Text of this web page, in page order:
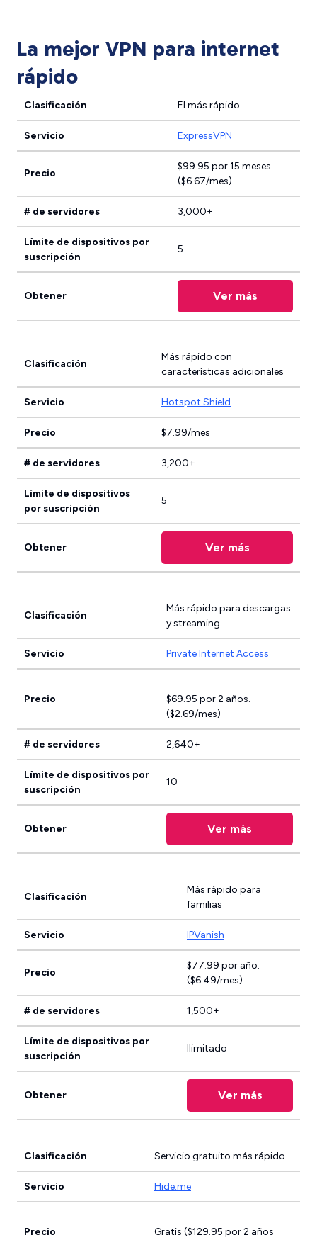
La mejor VPN para internet
rápido
Clasificación El más rápido
Servicio ExpressVPN
Precio
$99.95 por 15 meses.
($6.67/mes)
# de servidores 3,000+
Límite de dispositivos por
suscripción
5
Obtener Ver más
Clasificación
Más rápido con
características adicionales
Servicio Hotspot Shield
Precio $7.99/mes
# de servidores 3,200+
Límite de dispositivos
por suscripción
5
Obtener Ver más
Clasificación
Más rápido para descargas
y streaming
Servicio Private Internet Access
Precio
$69.95 por 2 años.
($2.69/mes)
# de servidores 2,640+
Límite de dispositivos por
suscripción
10
Obtener Ver más
Clasificación
Más rápido para
familias
Servicio IPVanish
Precio
$77.99 por año.
($6.49/mes)
# de servidores 1,500+
Límite de dispositivos por
suscripción
Ilimitado
Obtener Ver más
Clasificación Servicio gratuito más rápido
Servicio Hide.me
Precio
Gratis ($129.95 por 2 años